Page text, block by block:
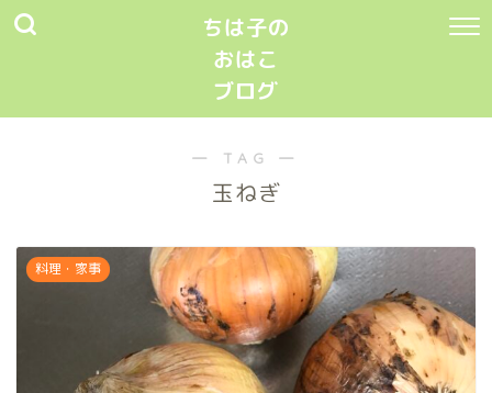
ちは子の
おはこ
ブログ
― TAG ―
玉ねぎ
料理・家事